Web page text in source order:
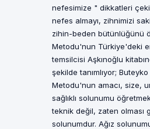
nefesimize " dikkatleri
nefes almayı, zihnimizi
zihin-beden bütünlüğünü
Metodu'nun Türkiye'deki
temsilcisi Aşkınoğlu
şekilde tanımlıyor;
Metodu'nun amacı, size,
sağlıklı solunumu
teknik değil, zaten olması
solunumdur. Ağız